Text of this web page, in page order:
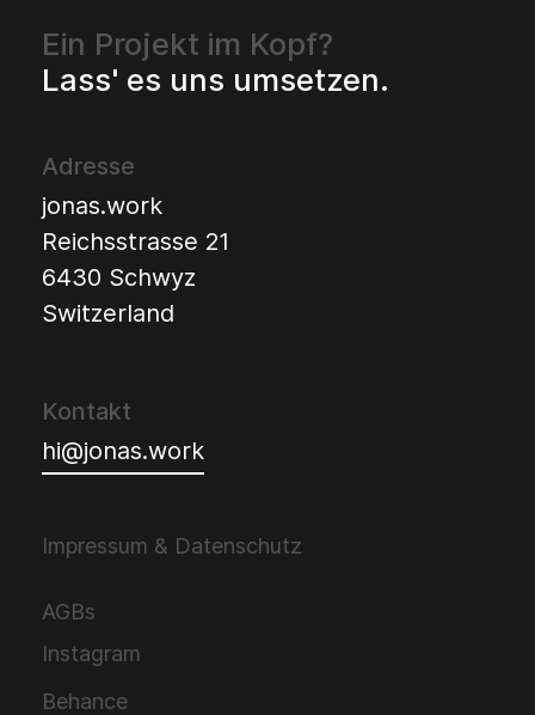
Ein Projekt im Kopf?
Lass' es uns umsetzen.
Adresse
jonas.work
Reichsstrasse 21
6430 Schwyz
Switzerland
Kontakt
hi@jonas.work
Impressum & Datenschutz
AGBs
Instagram
Behance